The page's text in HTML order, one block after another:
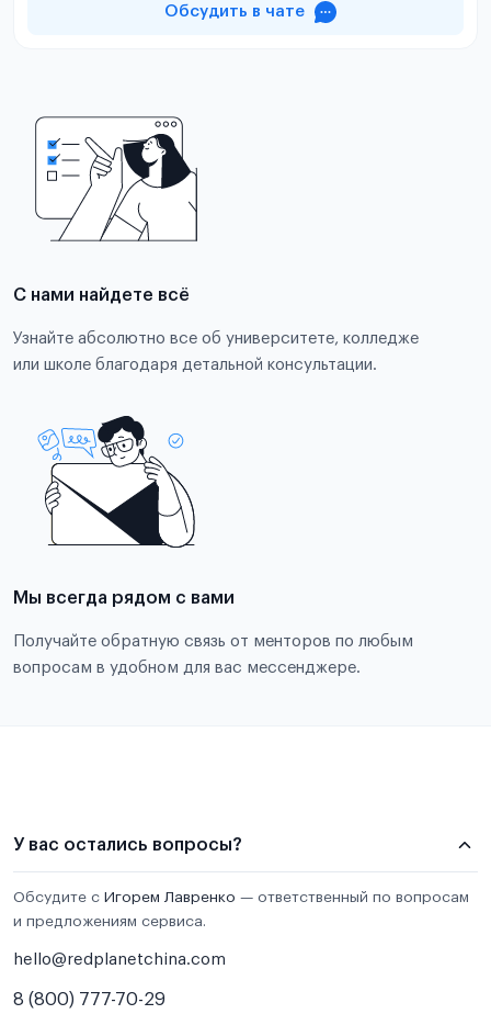
Обсудить в чате
С нами найдете всё
Узнайте абсолютно все об университете, колледже
или школе благодаря детальной консультации.
Мы всегда рядом с вами
Получайте обратную связь от менторов по любым
вопросам в удобном для вас мессенджере.
У вас остались вопросы?
Обсудите с Игорем Лавренко — ответственный по вопросам
и предложениям сервиса.
hello@redplanetchina.com
8 (800) 777-70-29